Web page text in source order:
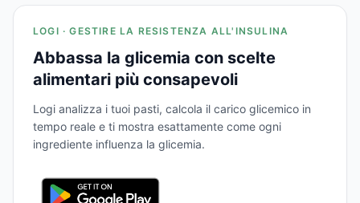
LOGI · GESTIRE LA RESISTENZA ALL'INSULINA
Abbassa la glicemia con scelte
alimentari più consapevoli
Logi analizza i tuoi pasti, calcola il carico glicemico in
tempo reale e ti mostra esattamente come ogni
ingrediente influenza la glicemia.